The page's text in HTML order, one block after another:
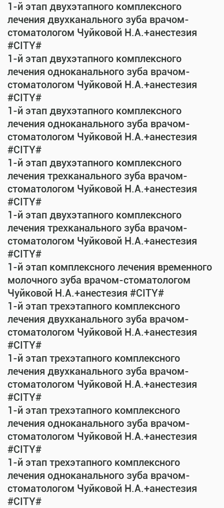
1-й этап двухэтапного комплексного
лечения двухканального зуба врачом-
стоматологом Чуйковой Н.А.+анестезия
#CITY#
1-й этап двухэтапного комплексного
лечения одноканального зуба врачом-
стоматологом Чуйковой Н.А.+анестезия
#CITY#
1-й этап двухэтапного комплексного
лечения одноканального зуба врачом-
стоматологом Чуйковой Н.А.+анестезия
#CITY#
1-й этап двухэтапного комплексного
лечения трехканального зуба врачом-
стоматологом Чуйковой Н.А.+анестезия
#CITY#
1-й этап двухэтапного комплексного
лечения трехканального зуба врачом-
стоматологом Чуйковой Н.А.+анестезия
#CITY#
1-й этап комплексного лечения временного
молочного зуба врачом-стоматологом
Чуйковой Н.А.+анестезия #CITY#
1-й этап трехэтапного комплексного
лечения двухканального зуба врачом-
стоматологом Чуйковой Н.А.+анестезия
#CITY#
1-й этап трехэтапного комплексного
лечения двухканального зуба врачом-
стоматологом Чуйковой Н.А.+анестезия
#CITY#
1-й этап трехэтапного комплексного
лечения одноканального зуба врачом-
стоматологом Чуйковой Н.А.+анестезия
#CITY#
1-й этап трехэтапного комплексного
лечения одноканального зуба врачом-
стоматологом Чуйковой Н.А.+анестезия
#CITY#